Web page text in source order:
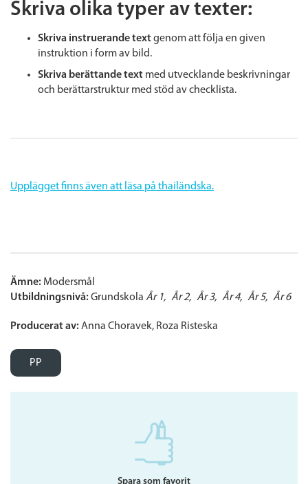
Skriva olika typer av texter:
Skriva instruerande textgenom att följa en given
instruktion i form av bild.
Skriva berättande text med utvecklande beskrivningar
och berättarstruktur med stöd av checklista.
Upplägget finns även att läsa på thailändska.
Ämne: Modersmål
Utbildningsnivå: Grundskola År 1 År 2 År 3 År 4 År 5 År 6
Producerat av: Anna Choravek, Roza Risteska
PP
Spara som favorit